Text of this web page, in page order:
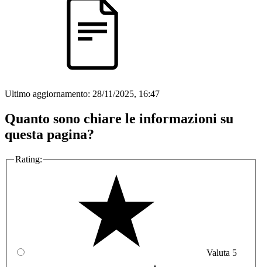
Ultimo aggiornamento: 28/11/2025, 16:47
Quanto sono chiare le informazioni su
questa pagina?
Rating:
Valuta 5